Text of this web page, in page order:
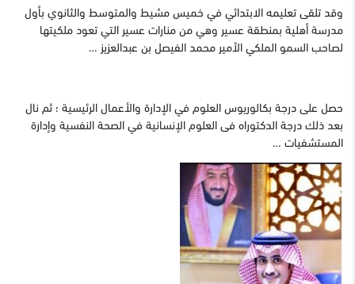
وقد تلقى تعليمه الابتدائي في خميس مشيط والمتوسط والثانوي بأول
مدرسة أهلية بمنطقة عسير وهي من منارات عسير التي تعود ملكيتها
لصاحب السمو الملكي الأمير محمد الفيصل بن عبدالعزيز …
حصل على درجة بكالوريوس العلوم في الإدارة والأعمال الرئيسية ؛ ثم نال
بعد ذلك درجة الدكتوراه فى العلوم الإنسانية في الصحة النفسية وإدارة
المستشفيات …